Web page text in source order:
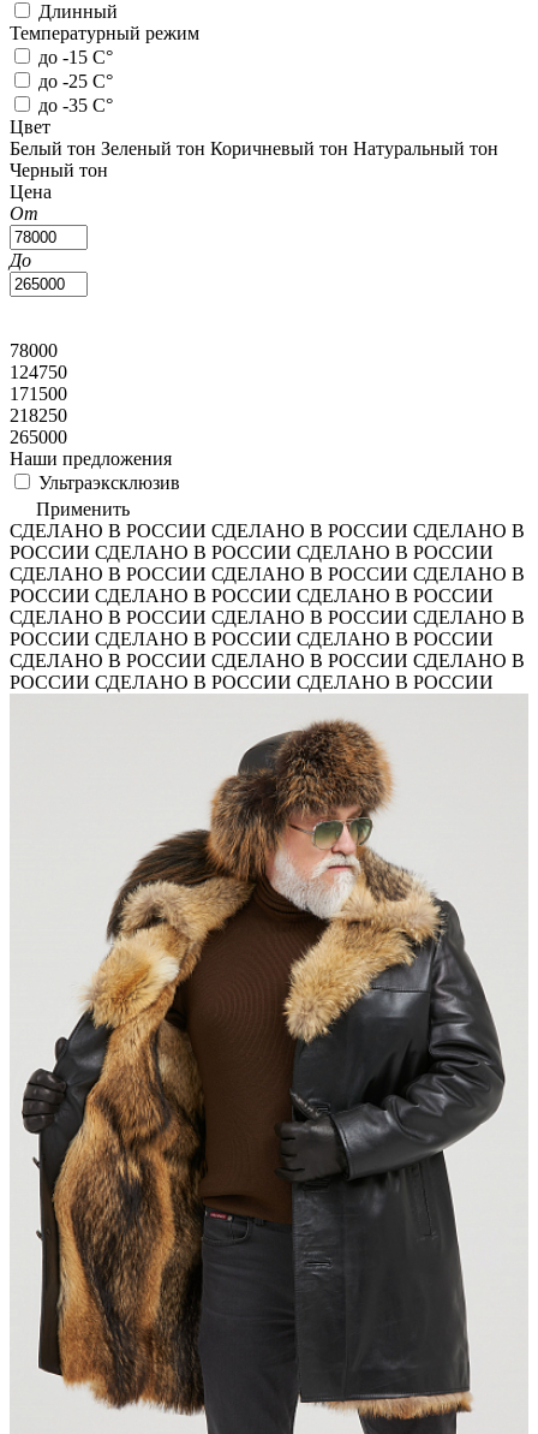
Длинный
Температурный режим
до -15 С°
до -25 С°
до -35 С°
Цвет
Белый тон Зеленый тон Коричневый тон Натуральный тон
Черный тон
Цена
От
До
78000
124750
171500
218250
265000
Наши предложения
Ультраэксклюзив
Применить
СДЕЛАНО В РОССИИ СДЕЛАНО В РОССИИ СДЕЛАНО В
РОССИИ СДЕЛАНО В РОССИИ СДЕЛАНО В РОССИИ
СДЕЛАНО В РОССИИ СДЕЛАНО В РОССИИ СДЕЛАНО В
РОССИИ СДЕЛАНО В РОССИИ СДЕЛАНО В РОССИИ
СДЕЛАНО В РОССИИ СДЕЛАНО В РОССИИ СДЕЛАНО В
РОССИИ СДЕЛАНО В РОССИИ СДЕЛАНО В РОССИИ
СДЕЛАНО В РОССИИ СДЕЛАНО В РОССИИ СДЕЛАНО В
РОССИИ СДЕЛАНО В РОССИИ СДЕЛАНО В РОССИИ